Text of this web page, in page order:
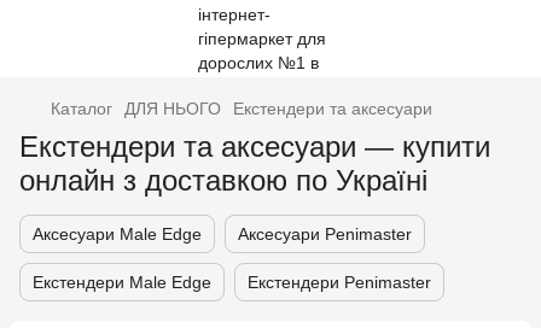
Каталог ДЛЯ НЬОГО Екстендери та аксесуари
Екстендери та аксесуари — купити
онлайн з доставкою по Україні
Аксесуари Male Edge Аксесуари Penimaster
Екстендери Male Edge Екстендери Penimaster